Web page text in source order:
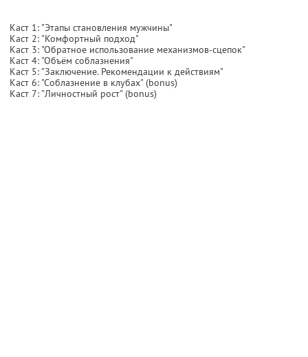
Каст 1: "Этапы становления мужчины"
Каст 2: "Комфортный подход"
Каст 3: "Обратное использование механизмов-сцепок"
Каст 4: "Объём соблазнения"
Каст 5: "Заключение. Рекомендации к действиям"
Каст 6: "Соблазнение в клубах" (bonus)
Каст 7: "Личностный рост" (bonus)